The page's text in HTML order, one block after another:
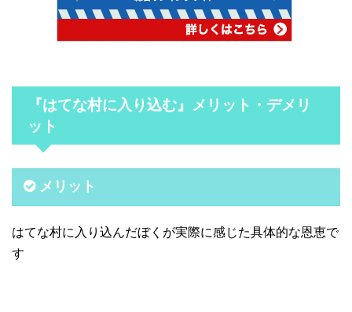
『はてな村に入り込む』メリット・デメリ
ット
メリット
はてな村に入り込んだぼくが実際に感じた具体的な恩恵で
す